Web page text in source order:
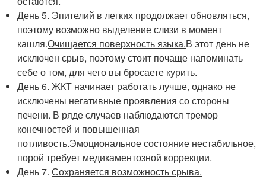
День 5. Эпителий в легких продолжает обновляться,
поэтому возможно выделение слизи в момент
кашля.Очищается поверхность языка.В этот день не
исключен срыв, поэтому стоит почаще напоминать
себе о том, для чего вы бросаете курить.
День 6. ЖКТ начинает работать лучше, однако не
исключены негативные проявления со стороны
печени. В ряде случаев наблюдаются тремор
конечностей и повышенная
потливость.Эмоциональное состояние нестабильное,
порой требует медикаментозной коррекции.
День 7.Сохраняется возможность срыва.